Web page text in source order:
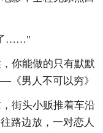
了……"
你能做的只有默默
《男人不可以穷》
街头小贩推着车沿
路边放，一对恋人